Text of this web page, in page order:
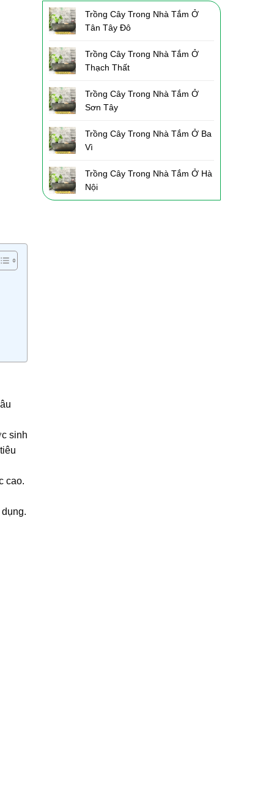
Trồng Cây Trong Nhà Tắm Ở
Tân Tây Đô
Trồng Cây Trong Nhà Tắm Ở
Thạch Thất
Trồng Cây Trong Nhà Tắm Ở
Sơn Tây
Trồng Cây Trong Nhà Tắm Ở Ba
Vì
Trồng Cây Trong Nhà Tắm Ở Hà
Nội
sinh
cao.